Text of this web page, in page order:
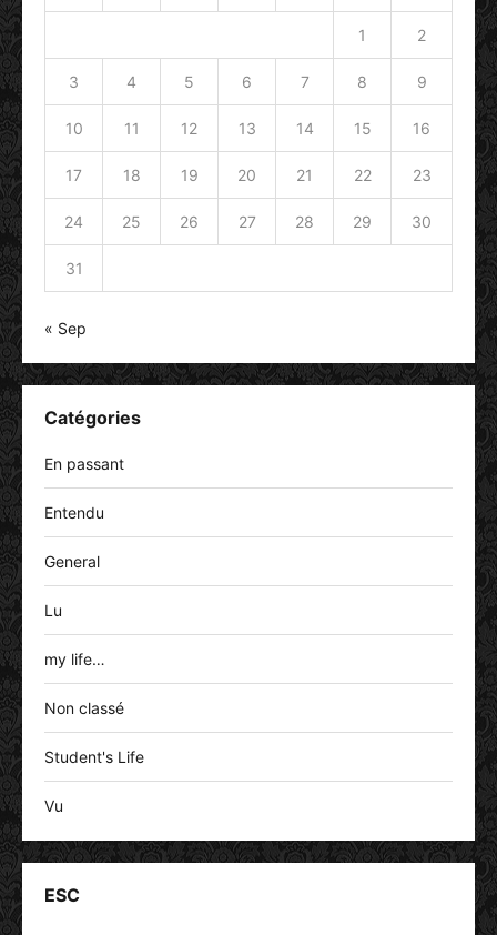
1 2
3 4 5 6 7 8 9
10 11 12 13 14 15 16
17 18 19 20 21 22 23
24 25 26 27 28 29 30
31
« Sep
Catégories
En passant
Entendu
General
Lu
my life…
Non classé
Student's Life
Vu
ESC